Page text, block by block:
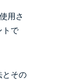
用さ
トで
とその